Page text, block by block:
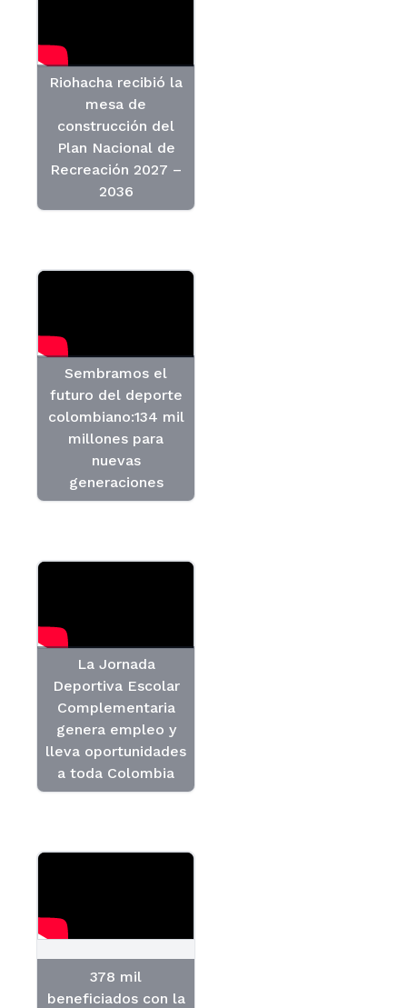
Riohacha recibió la
mesa de
construcción del
Plan Nacional de
Recreación 2027 –
2036
Sembramos el
futuro del deporte
colombiano:134 mil
millones para
nuevas
generaciones
La Jornada
Deportiva Escolar
Complementaria
genera empleo y
lleva oportunidades
a toda Colombia
378 mil
beneficiados con la